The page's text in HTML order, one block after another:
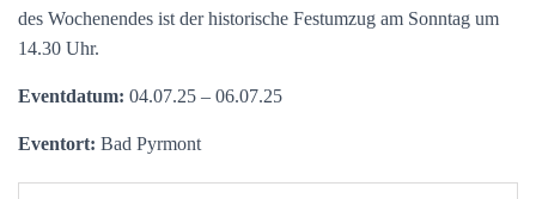
des Wochenendes ist der historische Festumzug am Sonntag um
14.30 Uhr.
Eventdatum: 04.07.25 – 06.07.25
Eventort: Bad Pyrmont